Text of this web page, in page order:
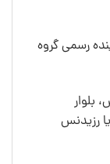
رسمی گروه
بلوار
رزیدنس